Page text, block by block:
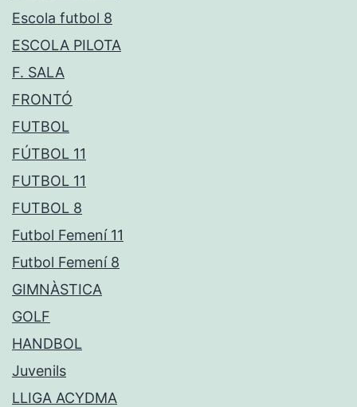
Escola futbol 8
ESCOLA PILOTA
F. SALA
FRONTÓ
FUTBOL
FÚTBOL 11
FUTBOL 11
FUTBOL 8
Futbol Femení 11
Futbol Femení 8
GIMNÀSTICA
GOLF
HANDBOL
Juvenils
LLIGA ACYDMA